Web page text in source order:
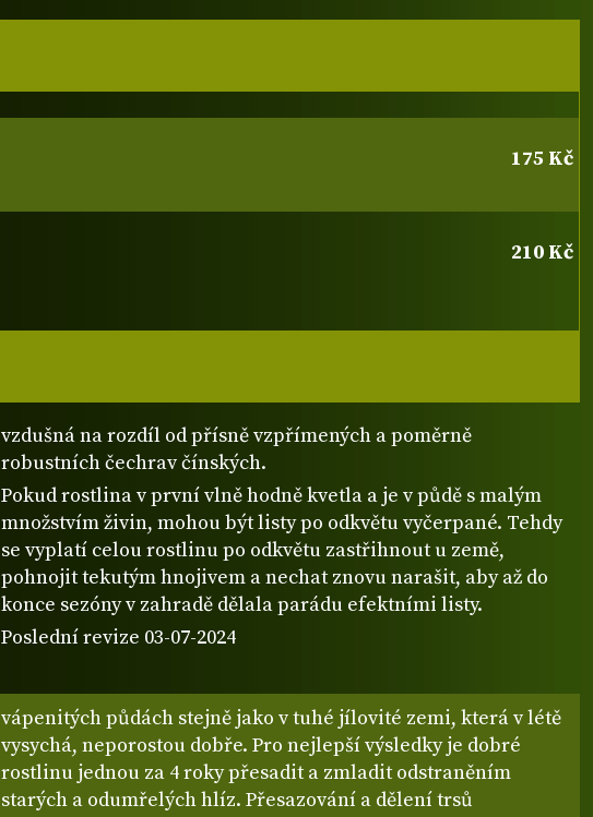
vzdušná na rozdíl od přísně vzpřímených a poměrně
robustních čechrav čínských.
Pokud rostlina v první vlně hodně kvetla a je v půdě s malým
množstvím živin, mohou být listy po odkvětu vyčerpané. Tehdy
se vyplatí celou rostlinu po odkvětu zastřihnout u země,
pohnojit tekutým hnojivem a nechat znovu narašit, aby až do
konce sezóny v zahradě dělala parádu efektními listy.
Poslední revize 03-07-2024
vápenitých půdách stejně jako v tuhé jílovité zemi, která v létě
vysychá, neporostou dobře. Pro nejlepší výsledky je dobré
rostlinu jednou za 4 roky přesadit a zmladit odstraněním
starých a odumřelých hlíz. Přesazování a dělení trsů
175 Kč
210 Kč